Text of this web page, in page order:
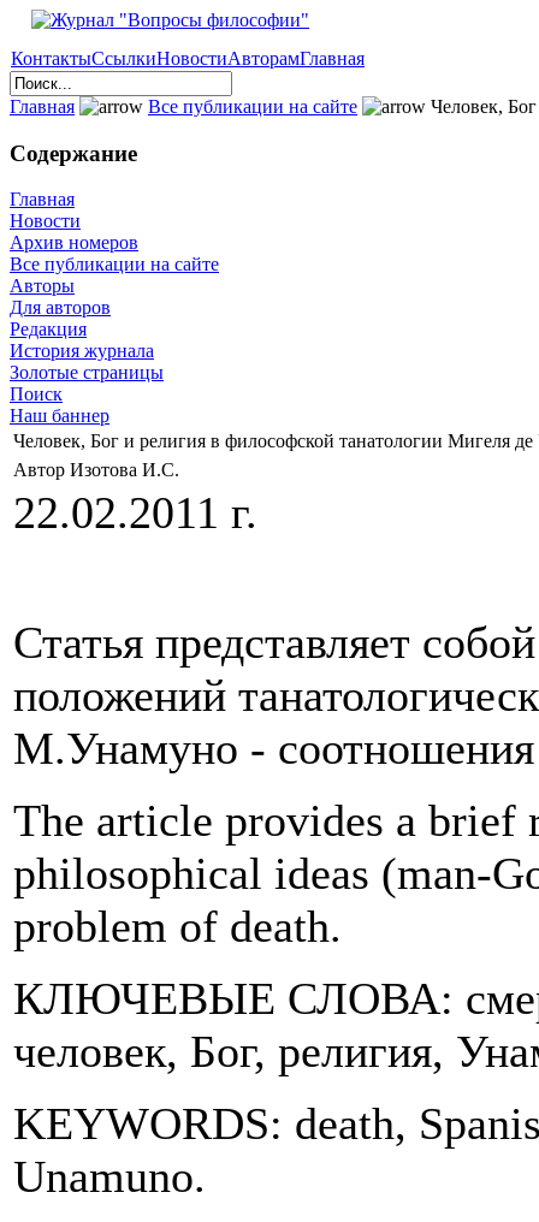
КонтактыСсылкиНовостиАвторамГлавная
Главная Все публикации на сайте Человек,
Содержание
Главная
Новости
Архив номеров
Все публикации на сайте
Авторы
Для авторов
Редакция
История журнала
Золотые страницы
Поиск
Наш баннер
Человек, Бог и религия в философской танатологии Мигеля
Автор Изотова И.С.
22.02.2011 г.
Статья представляет
положений
М.Унамуно - соотношения
The article provides a brief
philosophical ideas (man-
problem of death.
КЛЮЧЕВЫЕ СЛОВА:
человек, Бог, религия,
KEYWORDS: death,
Unamuno.